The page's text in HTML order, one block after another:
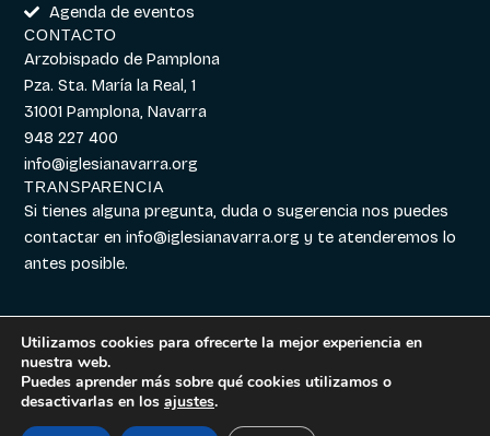
Agenda de eventos
CONTACTO
Arzobispado de Pamplona
Pza. Sta. María la Real, 1
31001 Pamplona, Navarra
948 227 400
info@iglesianavarra.org
TRANSPARENCIA
Si tienes alguna pregunta, duda o sugerencia nos puedes
contactar eninfo@iglesianavarra.org y te atenderemos lo
antes posible.
Aviso legal|
Cookies|Política de
Utilizamos cookies para ofrecerte la mejor experiencia en
nuestra web.
Puedes aprender más sobre qué cookies utilizamos o
desactivarlas en los ajustes.